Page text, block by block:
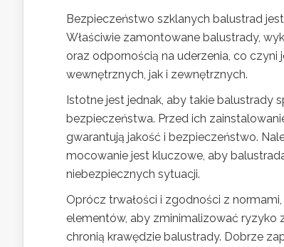
Bezpieczeństwo szklanych balustrad
Właściwie zamontowane balustrady,
oraz odpornością na uderzenia, co
wewnętrznych, jak i zewnętrznych.
Istotne jest jednak, aby takie balustrady
bezpieczeństwa. Przed ich
gwarantują jakość i bezpieczeństwo.
mocowanie jest kluczowe, aby
niebezpiecznych sytuacji.
Oprócz trwałości i zgodności z
elementów, aby zminimalizować ryzyko
chronią krawędzie balustrady. Dobrze